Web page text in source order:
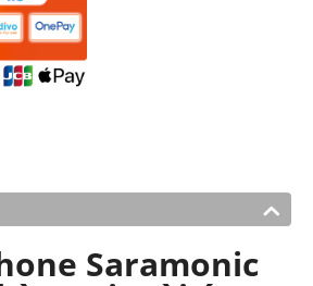
Saramonic